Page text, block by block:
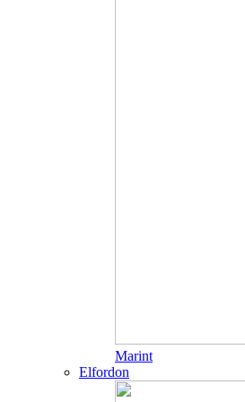
Marint
Elfordon